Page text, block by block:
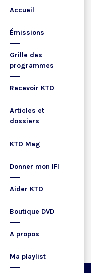
Accueil
Émissions
Grille des
programmes
Recevoir KTO
Articles et
dossiers
KTO Mag
Donner mon IFI
Aider KTO
Boutique DVD
A propos
Ma playlist